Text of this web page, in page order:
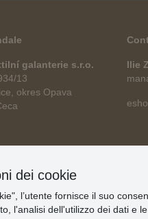
galanterie s.r.o.
13
okres Opava
Ilie
dei cookie
l’utente fornisce il suo
l'analisi dell'utilizzo dei dati e